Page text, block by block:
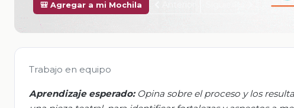
🎒 Agregar a mi Mochila
Trabajo en equipo
Aprendizaje esperado: Opina sobre el proceso y los